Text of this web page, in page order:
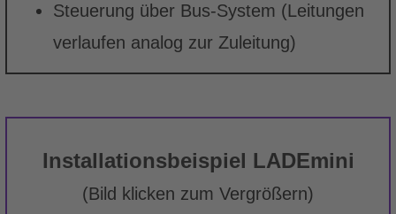
Steuerung über Bus-System (Leitungen
verlaufen analog zur Zuleitung)
Installationsbeispiel LADEmini
(Bild klicken zum Vergrößern)